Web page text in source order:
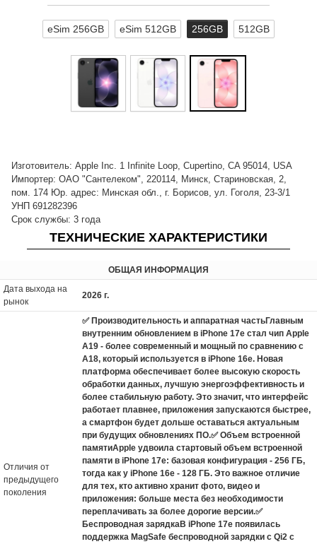
eSim 256GB eSim 512GB 256GB 512GB
Изготовитель: Apple Inc. 1 Infinite Loop, Cupertino, CA 95014, USA
Импортер: ОАО "Сантелеком", 220114, Минск, Стариновская, 2,
пом. 174 Юр. адрес: Минская обл., г. Борисов, ул. Гоголя, 23-3/1
УНП 691282396
Срок службы: 3 года
ТЕХНИЧЕСКИЕ ХАРАКТЕРИСТИКИ
ОБЩАЯ ИНФОРМАЦИЯ
Дата выхода на
рынок
2026 г.
Отличия от
предыдущего
поколения
✅ Производительность и аппаратная частьГлавным
внутренним обновлением в iPhone 17e стал чип Apple
A19 - более современный и мощный по сравнению с
A18, который используется в iPhone 16e. Новая
платформа обеспечивает более высокую скорость
обработки данных, лучшую энергоэффективность и
более стабильную работу. Это значит, что интерфейс
работает плавнее, приложения запускаются быстрее,
а смартфон будет дольше оставаться актуальным
при будущих обновлениях ПО.✅ Объем встроенной
памятиApple удвоила стартовый объем встроенной
памяти в iPhone 17e: базовая конфигурация - 256 ГБ,
тогда как у iPhone 16e - 128 ГБ. Это важное отличие
для тех, кто активно хранит фото, видео и
приложения: больше места без необходимости
переплачивать за более дорогие версии.✅
Беспроводная зарядкаВ iPhone 17e появилась
поддержка MagSafe беспроводной зарядки с Qi2 с